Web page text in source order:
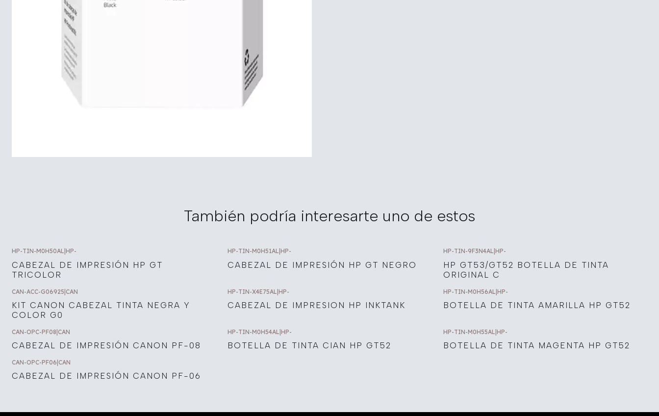
También podría interesarte uno de estos
HP-TIN-M0H50AL HP-
CABEZAL DE IMPRESIÓN HP GT
TRICOLOR
HP-TIN-M0H51AL HP-
CABEZAL DE IMPRESIÓN HP GT NEGRO
HP-TIN-9F3N4AL HP-
HP GT53/GT52 BOTELLA DE TINTA
ORIGINAL C
CAN-ACC-G06925|CAN
KIT CANON CABEZAL TINTA NEGRA Y
COLOR G0
HP-TIN-X4E75AL|HP-
CABEZAL DE IMPRESION HP INKTANK
HP-TIN-M0H56AL|HP-
BOTELLA DE TINTA AMARILLA HP GT52
CAN-OPC-PF08 CAN
CABEZAL DE IMPRESIÓN CANON PF-08
HP-TIN-M0H54AL HP-
BOTELLA DE TINTA CIAN HP GT52
HP-TIN-M0H55AL HP-
BOTELLA DE TINTA MAGENTA HP GT52
CAN-OPC-PF06 CAN
CABEZAL DE IMPRESIÓN CANON PF-06